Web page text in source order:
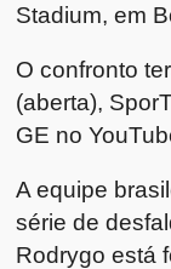
Stadium, em
O confronto
(aberta),
GE no
A equipe
série de
Rodrygo está